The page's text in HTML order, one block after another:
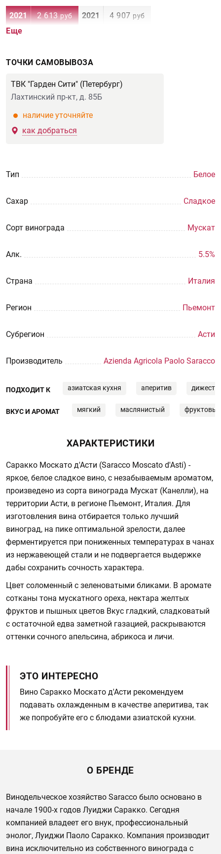
2021 2 613руб 2021 4 907 руб
Еще
ТОЧКИ САМОВЫВОЗА
ТВК "Гарден Сити" (Петербург)
Лахтинский пр-кт, д. 85Б
наличие уточняйте
как добраться
Тип Белое
Сахар Сладкое
Сорт винограда Мускат
Aлк. 5.5%
Страна Италия
Регион Пьемонт
Субрегион Асти
Производитель Azienda Agricola Paolo Saracco
ПОДХОДИТ К азиатская кухня аперитив
ВКУС И АРОМАТ мягкий маслянистый фруктовый
ХАРАКТЕРИСТИКИ
Саракко Москато д'Асти (Saracco Moscato d'Asti) -
яркое, белое сладкое вино, с незабываемым ароматом,
произведено из сорта винограда Мускат (Канелли), на
территории Асти, в регионе Пьемонт, Италия. Для
изготовления вина отбирается только лучший
виноград, на пике оптимальной зрелости, далее
ферментируется при пониженных температурах в чанах
из нержавеющей стали и не подвергается выдержке
дабы сохранить сочность характера.
Цвет соломенный с зеленоватыми бликами. В аромате
сотканы тона мускатного ореха, нектара желтых
фруктов и пышных цветов Вкус гладкий, сладковатый
с остаточной едва заметной газацией, раскрываются
оттенки сочного апельсина, абрикоса и личи.
ЭТО ИНТЕРЕСНО
Вино Саракко Москато д'Асти рекомендуем
подавать охлажденным в качестве аперитива, так
же попробуйте его с блюдами азиатской кухни.
О БРЕНДЕ
Винодельческое хозяйство Saracco было основано в
начале 1900-х годов Луиджи Саракко. Сегодня
компанией владеет его внук, профессиональный
энолог, Луиджи Паоло Саракко. Компания производит
вина исключительно из собственного винограда с